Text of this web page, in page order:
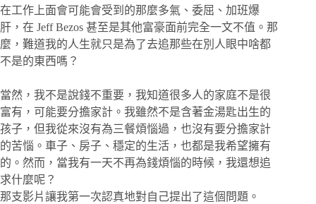
在工作上面會可能會受到的那麼多氣、委屈、加班爆
肝，在 Jeff Bezos 甚至是其他富豪面前完全一文不值。那
麼，難道我的人生就只是為了去追那些在別人眼中啥都
不是的東西嗎？
當然，我不是說錢不重要，我知道很多人的家庭不是很
富有，可能要分擔家計。我雖然不是含著金湯匙出生的
孩子，但我從來沒有為三餐煩惱過，也沒有要分擔家計
的苦惱。車子、房子、穩定的生活，也都是我希望擁有
的。然而，當我有一天不再為錢煩惱的時候，我還想追
求什麼呢？
那支影片讓我第一次認真地對自己提出了這個問題。